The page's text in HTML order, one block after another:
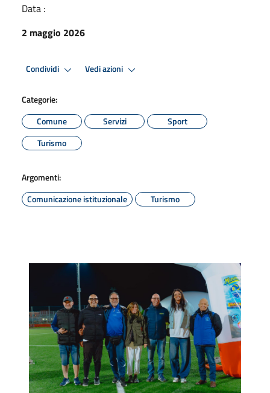
Data :
2 maggio 2026
Condividi Vedi azioni
Categorie:
Comune
Servizi
Sport
Turismo
Argomenti:
Comunicazione istituzionale
Turismo